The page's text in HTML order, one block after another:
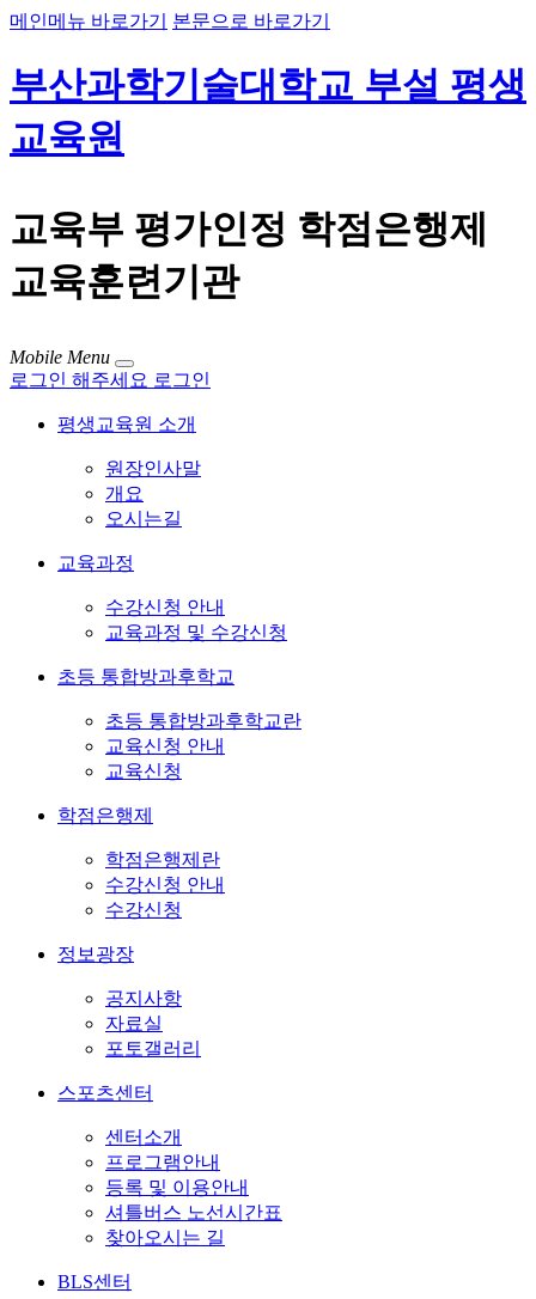
메인메뉴 바로가기 본문으로 바로가기
부산과학기술대학교 부설 평생
교육원
교육부 평가인정 학점은행제
교육훈련기관
Mobile Menu
로그인 해주세요 로그인
평생교육원 소개
원장인사말
개요
오시는길
교육과정
수강신청 안내
교육과정 및 수강신청
초등 통합방과후학교
초등 통합방과후학교란
교육신청 안내
교육신청
학점은행제
학점은행제란
수강신청 안내
수강신청
정보광장
공지사항
자료실
포토갤러리
스포츠센터
센터소개
프로그램안내
등록 및 이용안내
셔틀버스 노선시간표
찾아오시는 길
BLS센터